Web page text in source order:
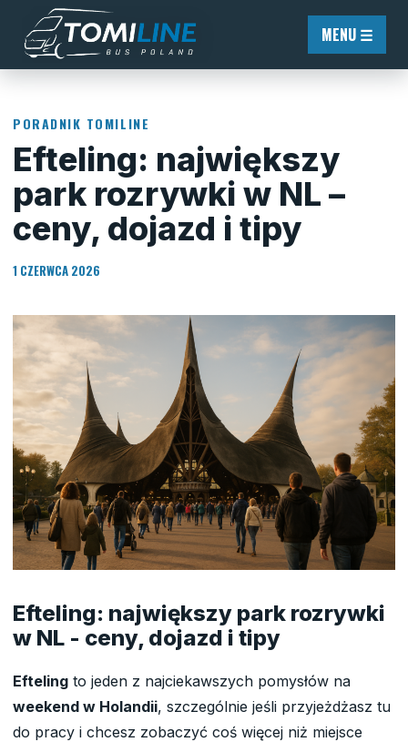
Przejdź do treści
MENU ☰
PORADNIK TOMILINE
Efteling: największy
park rozrywki w NL –
ceny, dojazd i tipy
1 CZERWCA 2026
Efteling: największy park rozrywki
w NL - ceny, dojazd i tipy
Efteling to jeden z najciekawszych pomysłów na
weekend w Holandii, szczególnie jeśli przyjeżdżasz tu
do pracy i chcesz zobaczyć coś więcej niż miejsce